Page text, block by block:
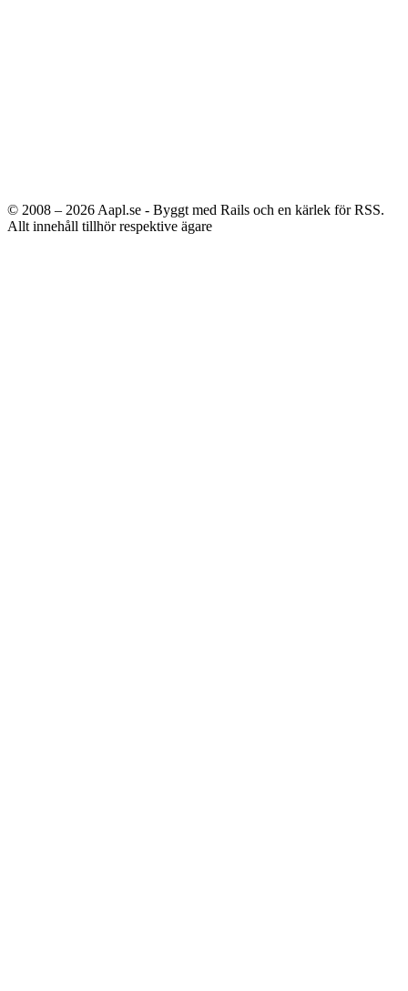
© 2008 – 2026 Aapl.se - Byggt med Rails och en kärlek för RSS.
Allt innehåll tillhör respektive ägare